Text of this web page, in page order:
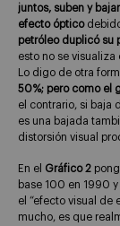
juntos, suben y
efecto óptico
petróleo duplicó su
esto no se
Lo digo de otra
50%; pero como el
el contrario, si baja
es una bajada
distorsión visual
En el Gráfico 2
base 100 en 1990
el “efecto visual de
mucho, es que